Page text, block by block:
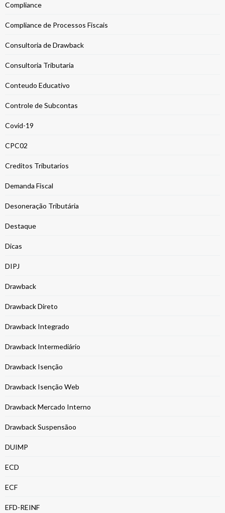
Compliance
Compliance de Processos Fiscais
Consultoria de Drawback
Consultoria Tributaria
Conteudo Educativo
Controle de Subcontas
Covid-19
CPC02
Creditos Tributarios
Demanda Fiscal
Desoneração Tributária
Destaque
Dicas
DIPJ
Drawback
Drawback Direto
Drawback Integrado
Drawback Intermediário
Drawback Isenção
Drawback Isenção Web
Drawback Mercado Interno
Drawback Suspensãoo
DUIMP
ECD
ECF
EFD-REINF